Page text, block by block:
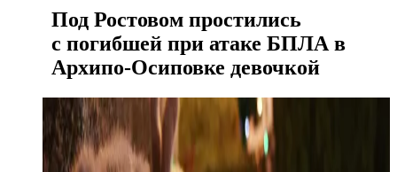
Под Ростовом простились
с погибшей при атаке БПЛА в
Архипо-Осиповке девочкой